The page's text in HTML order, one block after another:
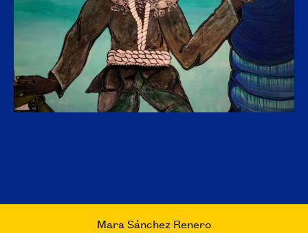
Mara Sánchez Renero